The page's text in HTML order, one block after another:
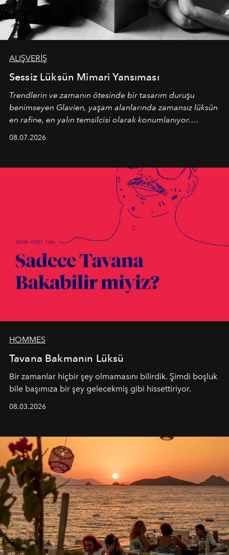
ALIŞVERİŞ
Sessiz Lüksün Mimari Yansıması
Trendlerin ve zamanın ötesinde bir tasarım duruşu
benimseyen Glavien, yaşam alanlarında zamansız lüksün
en rafine, en yalın temsilcisi olarak konumlanıyor.
08.07.2026
HOMMES
Tavana Bakmanın Lüksü
Bir zamanlar hiçbir şey olmamasını bilirdik. Şimdi boşluk
bile başımıza bir şey gelecekmiş gibi hissettiriyor.
08.03.2026